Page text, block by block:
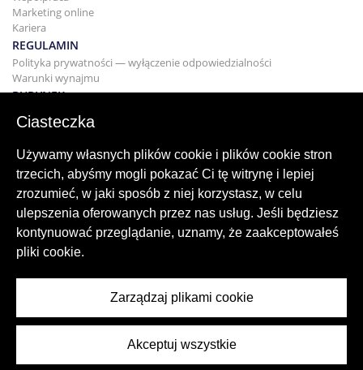
Marketing online
Kariera
REGULAMIN
Polityka prywatności — wyłączenie odpowiedzialności
Warunki wynajmu
BUDYNEK
Projektowanie
Kupowanie domu
Sprzedaż
Usługa wyszukiwania
BLOG
Blog
Regiony na całym świecie
Ciasteczka
Używamy własnych plików cookie i plików cookie stron
trzecich, abyśmy mogli pokazać Ci tę witrynę i lepiej
zrozumieć, w jaki sposób z niej korzystasz, w celu
ulepszenia oferowanych przez nas usług. Jeśli będziesz
kontynuować przeglądanie, uznamy, że zaakceptowałeś
pliki cookie.
Zarządzaj plikami cookie
Akceptuj wszystkie